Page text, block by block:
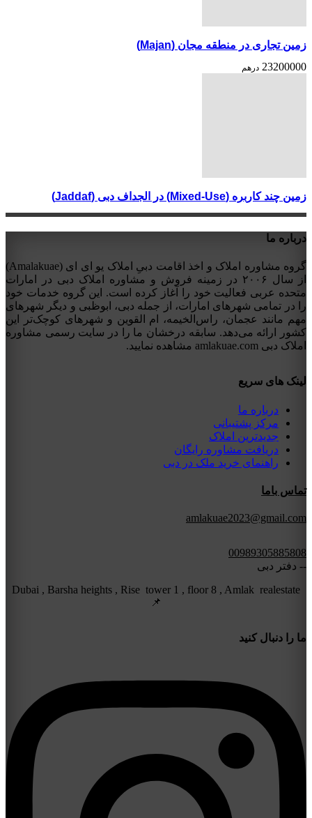
زمین تجاری در منطقه مجان (Majan)
23200000 درهم
زمین چند کاربره (Mixed-Use) در الجداف دبی (Jaddaf)
درباره ما
گروه مشاوره املاک و اخذ اقامت دبیِ املاک یو ای ای (Amalakuae)
از سال ۲۰۰۶ در زمینه فروش و مشاوره املاک دبی در امارات
متحده عربی فعالیت خود را آغاز کرده است. این گروه خدمات خود
را در تمامی شهرهای امارات، از جمله دبی، ابوظبی و دیگر شهرهای
مهم مانند عجمان، راس‌الخیمه، ام القوین و شهرهای کوچک‌تر این
کشور ارائه می‌دهد. سابقه درخشان ما را در سایت رسمی مشاوره
املاک دبی amlakuae.com مشاهده نمایید.
لینک های سریع
درباره ما
مرکز پشتیبانی
جدیدترین املاک
دریافت مشاوره رایگان
راهنمای خرید ملک در دبی
تماس باما
amlakuae2023@gmail.com
00989305885808
-- دفتر دبی
Dubai , Barsha heights , Rise tower 1 , floor 8 , Amlak realestate
📌
ما را دنبال کنید